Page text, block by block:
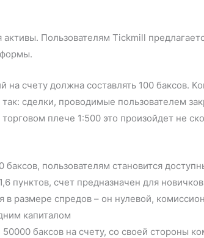
Пользователям Tickmill
счету должна составлять 100 баксов.
сделки, проводимые пользователем
плече 1:500 это произойдет не
баксов, пользователям становится
пунктов, счет предназначен для новичков
размере спредов – он нулевой,
капиталом
баксов на счету, со своей стороны